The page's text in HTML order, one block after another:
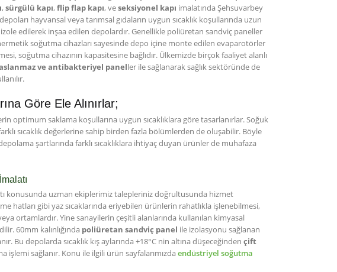
,sürgülü kapı,flip flap kapı, veseksiyonel kapı imalatında Şehsuvarbey
hayvansal veya tarımsal gıdaların uygun sıcaklık koşullarında uzun
izole edilerek inşaa edilen depolardır. Genellikle poliüretan sandviç paneller
soğutma cihazları sayesinde depo içine monte edilen evaparotörler
soğutma cihazının kapasitesine bağlıdır. Ülkemizde birçok faaliyet alanlı
ve antibakteriyel paneller ile sağlanarak sağlık sektöründe de
Göre Ele Alınırlar;
optimum saklama koşullarına uygun sıcaklıklara göre tasarlanırlar. Soğuk
sıcaklık değerlerine sahip birden fazla bölümlerden de oluşabilir. Böyle
şartlarında farklı sıcaklıklara ihtiyaç duyan ürünler de muhafaza
konusunda uzman ekiplerimiz talepleriniz doğrultusunda hizmet
hatları gibi yaz sıcaklarında eriyebilen ürünlerin rahatlıkla işlenebilmesi,
ortamlardır. Yine sanayilerin çeşitli alanlarında kullanılan kimyasal
60mm kalınlığında poliüretan sandviç panel ile izolasyonu sağlanan
Bu depolarda sıcaklık kış aylarında +18°C nin altına düşeceğindençift
işlemi sağlanır. Konu ile ilgili ürün sayfalarımızdaendüstriyel soğutma